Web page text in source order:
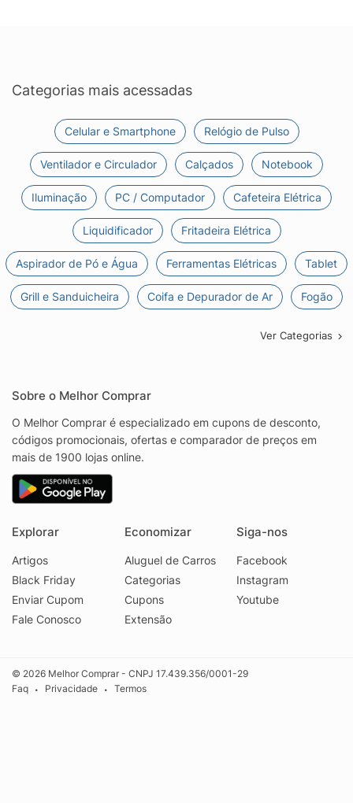
Categorias mais acessadas
Celular e Smartphone Relógio de Pulso
Ventilador e Circulador Calçados Notebook
Iluminação PC / Computador Cafeteira Elétrica
Liquidificador Fritadeira Elétrica
Aspirador de Pó e Água Ferramentas Elétricas Tablet
Grill e Sanduicheira Coifa e Depurador de Ar Fogão
Ver Categorias
Sobre o Melhor Comprar
O Melhor Comprar é especializado em cupons de desconto,
códigos promocionais, ofertas e comparador de preços em
mais de 1900 lojas online.
Explorar
Artigos
Black Friday
Enviar Cupom
Fale Conosco
Economizar
Aluguel de Carros
Categorias
Cupons
Extensão
Siga-nos
Facebook
Instagram
Youtube
© 2026 Melhor Comprar - CNPJ 17.439.356/0001-29
Faq
• Privacidade • Termos